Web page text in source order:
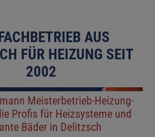
AUS
FÜR HEIZUNG SEIT
2002
Meisterbetrieb-Heizung-
ie Profis für Heizsysteme und
Bäder in Delitzsch